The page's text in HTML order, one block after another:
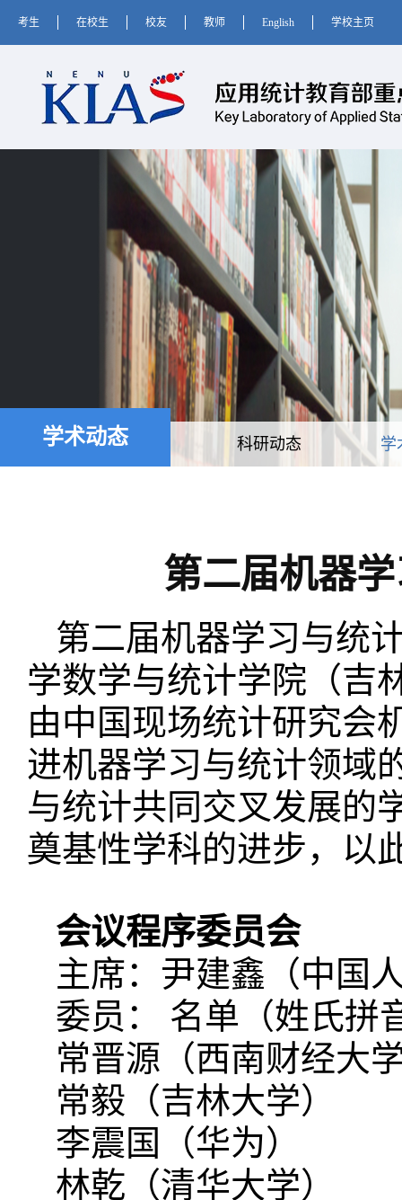
考生 在校生 校友 教师 English 学校主页
学术动态 科研动态 学
第二届机器
第二届机器学习与统
学数学与统计学院（吉
由中国现场统计研究会
进机器学习与统计领域
与统计共同交叉发展的
奠基性学科的进步，以
会议程序委员会
主席：尹建鑫（中国
委员： 名单（姓氏拼
常晋源（西南财经大
常毅（吉林大学）
李震国（华为）
林乾（清华大学）